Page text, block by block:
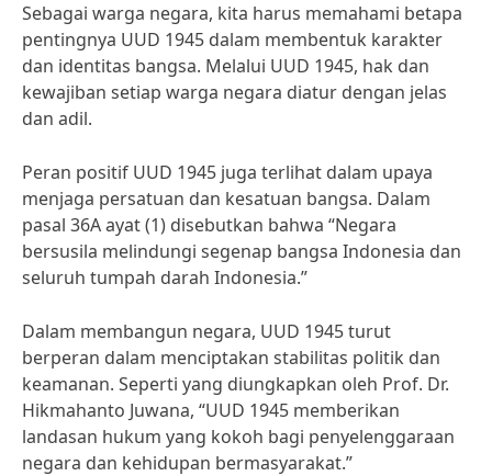
Sebagai warga negara, kita harus memahami betapa
pentingnya UUD 1945 dalam membentuk karakter
dan identitas bangsa. Melalui UUD 1945, hak dan
kewajiban setiap warga negara diatur dengan jelas
dan adil.
Peran positif UUD 1945 juga terlihat dalam upaya
menjaga persatuan dan kesatuan bangsa. Dalam
pasal 36A ayat (1) disebutkan bahwa “Negara
bersusila melindungi segenap bangsa Indonesia dan
seluruh tumpah darah Indonesia.”
Dalam membangun negara, UUD 1945 turut
berperan dalam menciptakan stabilitas politik dan
keamanan. Seperti yang diungkapkan oleh Prof. Dr.
Hikmahanto Juwana, “UUD 1945 memberikan
landasan hukum yang kokoh bagi penyelenggaraan
negara dan kehidupan bermasyarakat.”